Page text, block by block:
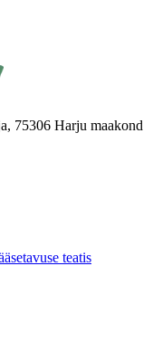
75306 Harju maakond
teatis